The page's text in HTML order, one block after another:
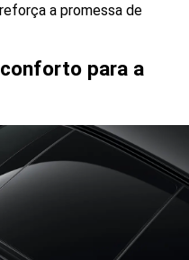
a promessa de
para a